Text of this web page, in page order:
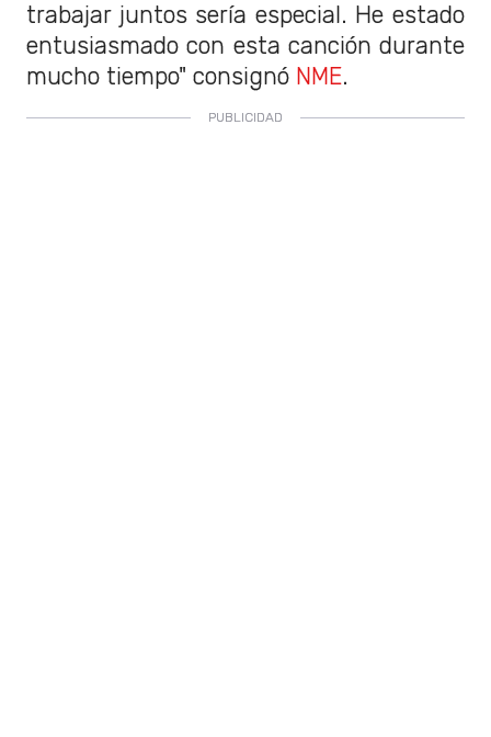
trabajar juntos sería especial. He estado
entusiasmado con esta canción durante
mucho tiempo" consignó NME.